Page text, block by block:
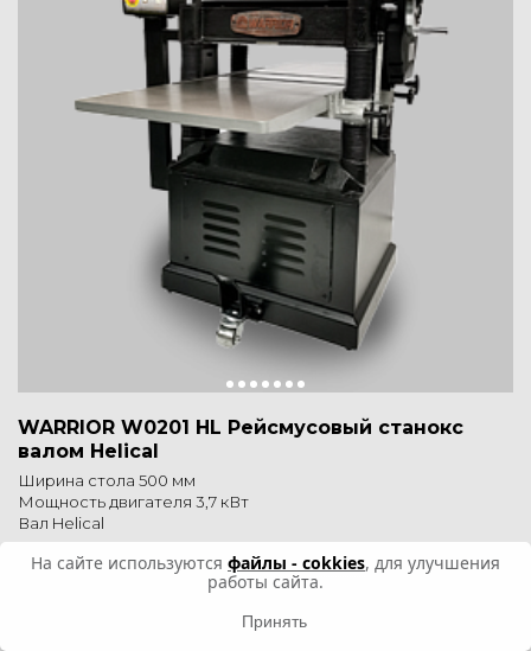
WARRIOR W0201 HL Рейсмусовый станокс
валом Helical
Ширина стола 500 мм
Мощность двигателя 3,7 кВт
Вал Helical
341 700 ₽
На сайте используются файлы - cokkies, для улучшения
работы сайта.
Принять